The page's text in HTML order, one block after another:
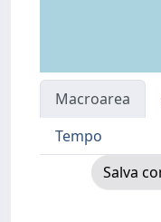
Macroarea
Tempo
Salva